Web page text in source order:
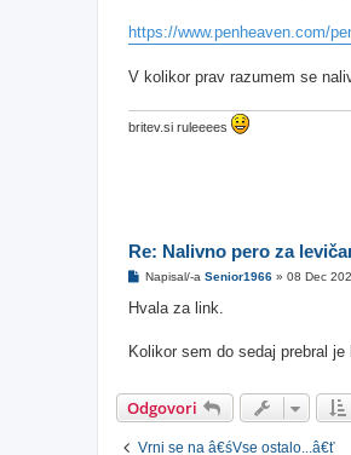
https://www.penheaven.com/
V kolikor prav razumem se
britev.si ruleeees
Re: Nalivno pero za
O
g
o
Napisal/-a Senior1966 » 08 Dec
Hvala za link.
Kolikor sem do sedaj prebral
Odgovori
Vrni se na â€śVse ostalo...â€ť